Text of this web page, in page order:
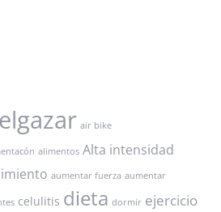
air bike
alimentos Alta intensidad
aumentar fuerza aumentar
celulitis dieta dormir ejercicio